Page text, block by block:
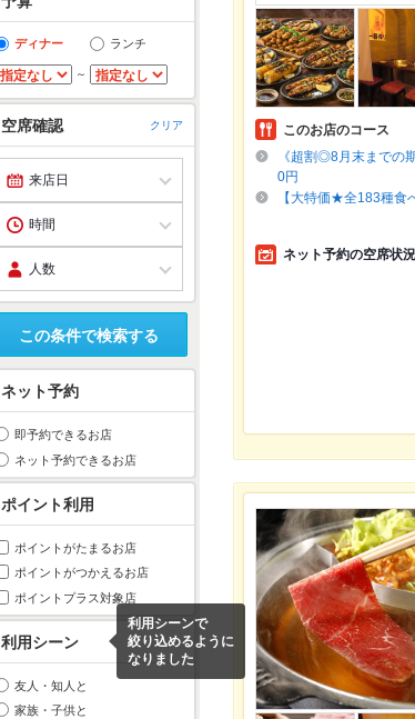
ディナー ランチ
～
空席確認 クリア
この条件で検索する
ネット予約
即予約できるお店
ネット予約できるお店
ポイント利用
ポイントがたまるお店
ポイントがつかえるお店
ポイントプラス対象店
利用シーン
利用シーンで
絞り込めるように
なりました
友人・知人と
家族・子供と
このお店のコース
《超割◎8月末までの
0円
【大特価★全183種
ネット予約の空席状況